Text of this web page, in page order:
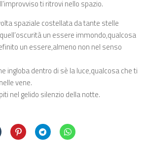
ti ritrovi nello spazio.
spaziale costellata da tante stelle
un essere immondo,qualcosa
un essere,almeno non nel senso
ingloba dentro di sè la luce,qualcosa che ti
vene.
nel gelido silenzio della notte.